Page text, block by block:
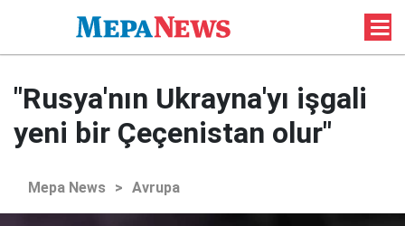
"Rusya'nın Ukrayna'yı işgali
yeni bir Çeçenistan olur"
Mepa News > Avrupa